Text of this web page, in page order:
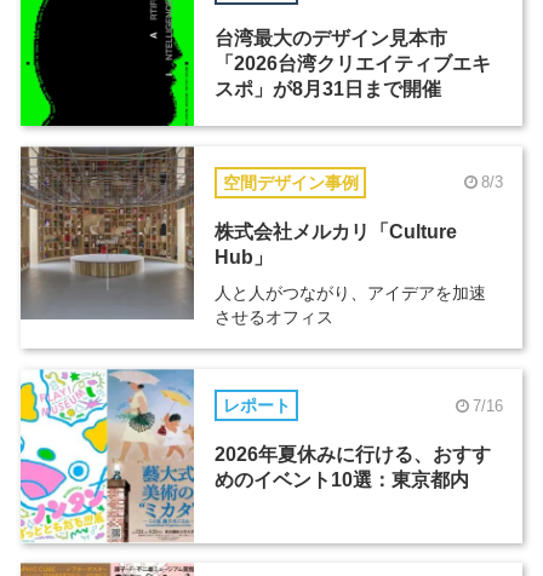
台湾最大のデザイン見本市
「2026台湾クリエイティブエキ
スポ」が8月31日まで開催
空間デザイン事例 8/3
株式会社メルカリ「Culture
Hub」
人と人がつながり、アイデアを加速
させるオフィス
レポート 7/16
2026年夏休みに行ける、おすす
めのイベント10選：東京都内